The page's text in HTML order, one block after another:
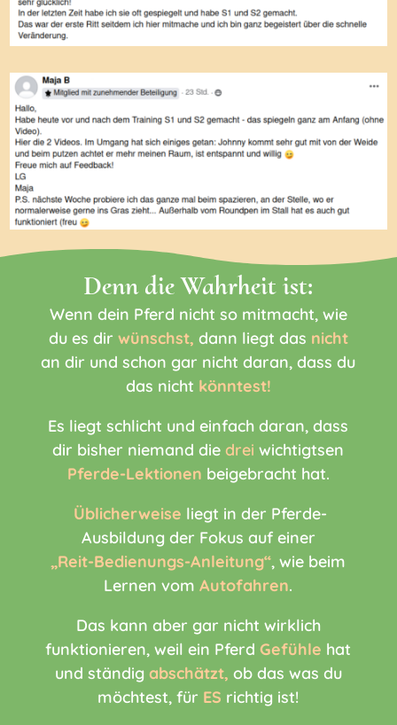
Denn die Wahrheit ist:
Wenn dein Pferd nicht so mitmacht, wie
du es dir wünschst, dann liegt das nicht
an dir und schon gar nicht daran, dass du
das nicht könntest!
Es liegt schlicht und einfach daran, dass
dir bisher niemand diedreiwichtigtsen
Pferde-Lektionen beigebracht hat.
Üblicherweise liegt in der Pferde-
Ausbildung der Fokus auf einer
„Reit-Bedienungs-Anleitung“, wie beim
Lernen vomAutofahren.
Das kann aber gar nicht wirklich
funktionieren, weil ein PferdGefühle hat
und ständig abschätzt, ob das was du
möchtest, für ES richtig ist!